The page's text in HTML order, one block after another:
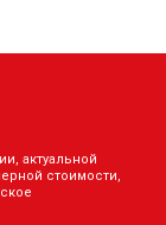
актуальной
стоимости,